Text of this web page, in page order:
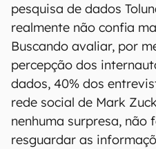
pesquisa de dados
realmente não confia
Buscando avaliar, por
percepção dos
dados, 40% dos
rede social de Mark
nenhuma surpresa, não
resguardar as